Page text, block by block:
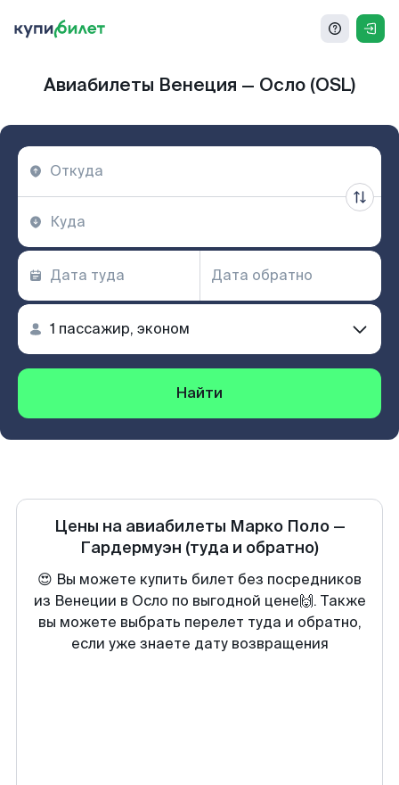
Авиабилеты Венеция — Осло (OSL)
Найти
Цены на авиабилеты Марко Поло—
Гардермуэн (туда и обратно)
😍 Вы можете купить билет без посредников
из Венеции в Осло по выгодной цене🙌. Также
вы можете выбрать перелет туда и обратно,
если уже знаете дату возвращения